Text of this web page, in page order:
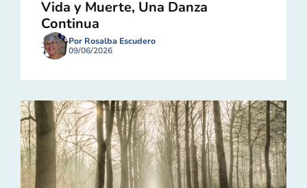
Vida y Muerte, Una Danza
Continua
Por Rosalba Escudero
09/06/2026